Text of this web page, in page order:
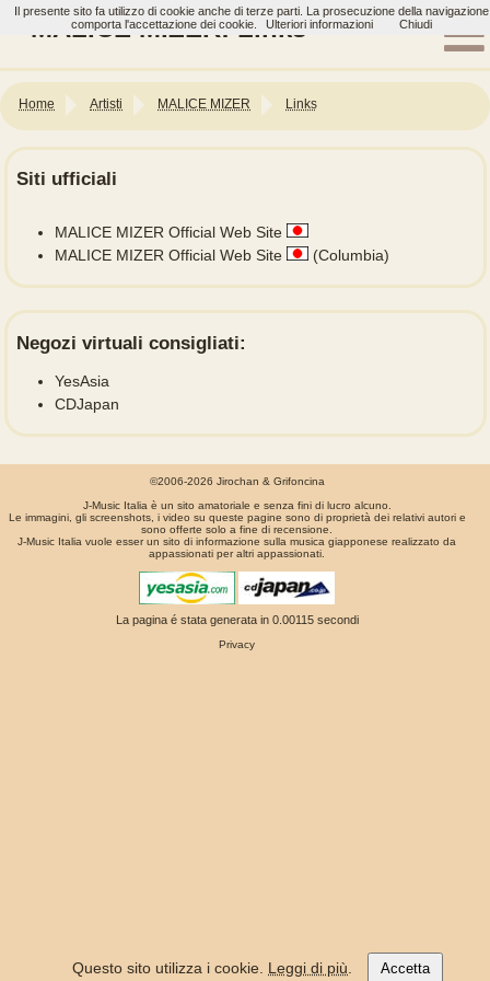
Questo sito utilizza i cookie. Leggi di più Accetta
MALICE MIZER: Links
Home Artisti MALICE MIZER Links
Siti ufficiali
MALICE MIZER Official Web Site
MALICE MIZER Official Web Site
(Columbia)
Negozi virtuali consigliati:
YesAsia
CDJapan
©2006-2026 Jirochan & Grifoncina
J-Music Italia è un sito amatoriale e senza fini di lucro alcuno.
Le immagini, gli screenshots, i video su queste pagine sono di proprietà dei relativi autori e
sono offerte solo a fine di recensione.
J-Music Italia vuole esser un sito di informazione sulla musica giapponese realizzato da
appassionati per altri appassionati.
La pagina é stata generata in 0.00115 secondi
Privacy
Il presente sito fa utilizzo di cookie anche di terze parti. La prosecuzione della navigazione
comporta l'accettazione dei cookie.
Ulteriori informazioni Chiudi